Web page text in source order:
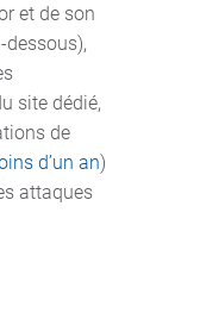
et de son
site dédié,
de
d’un an)
attaques